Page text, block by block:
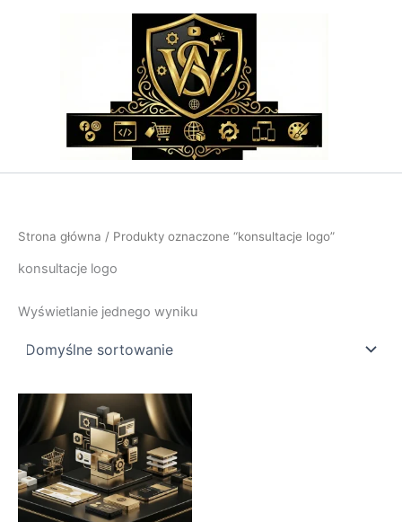
Strona główna / Produkty oznaczone “konsultacje logo”
konsultacje logo
Wyświetlanie jednego wyniku